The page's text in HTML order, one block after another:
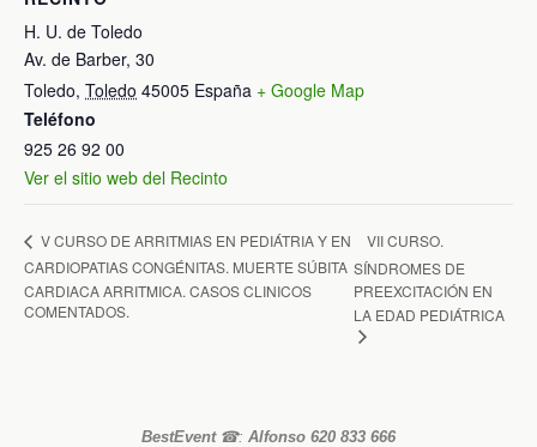
H. U. de Toledo
Av. de Barber, 30
Toledo, Toledo 45005 España + Google Map
Teléfono
925 26 92 00
Ver el sitio web del Recinto
V CURSO DE ARRITMIAS EN PEDIÁTRIA Y EN
CARDIOPATIAS CONGÉNITAS. MUERTE SÚBITA
CARDIACA ARRITMICA. CASOS CLINICOS
COMENTADOS.
VII CURSO.
SÍNDROMES DE
PREEXCITACIÓN EN
LA EDAD PEDIÁTRICA
BestEvent ☎: Alfonso 620 833 666